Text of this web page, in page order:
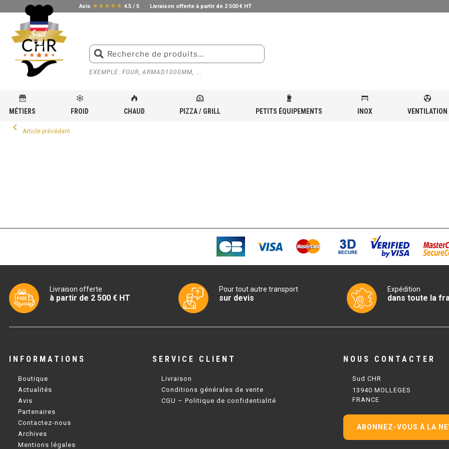
Avis star_ratestar_ratestar_ratestar_ratestar_rate 4.5 / 5 Livraison offerte à partir de 2 500 € HT
EXEMPLE: FOUR, ARMAD1000MM, ...
MÉTIERS FROID CHAUD PIZZA / GRILL PETITS ÉQUIPEMENTS INOX VENTILATION
ACCUEIL »MATÉRIEL DE CUISSON POUR CUISINE PROFESSIONNELLE CUISINIÈRE» CUISINIÈRE 700 GAZ » CUISINIÈRE GAZ 6 BRÛLEURS (33.5KW) SUR PIEDS
keyboard_arrow_left Article précédent
Livraison offerte
à partir de 2 500 € HT
Pour tout autre transport
sur devis
Expédition
dans toute la
INFORMATIONS
Boutique
Actualités
Avis
Partenaires
Contactez-nous
Archives
Mentions légales
SERVICE CLIENT
Livraison
Conditions générales de vente
CGU – Politique de confidentialité
NOUS CONTACTER
Sud CHR
13940 MOLLEGES
FRANCE
ABONNEZ-VOUS À LA